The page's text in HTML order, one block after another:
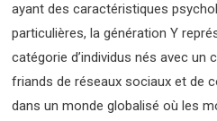
ayant des caractéristiques
particulières, la génération Y
catégorie d’individus nés avec un
friands de réseaux sociaux et de
dans un monde globalisé où les